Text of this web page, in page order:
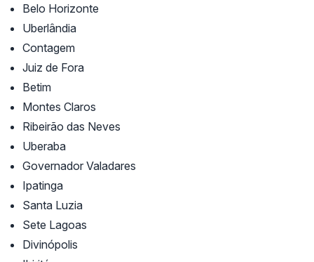
Belo Horizonte
Uberlândia
Contagem
Juiz de Fora
Betim
Montes Claros
Ribeirão das Neves
Uberaba
Governador Valadares
Ipatinga
Santa Luzia
Sete Lagoas
Divinópolis